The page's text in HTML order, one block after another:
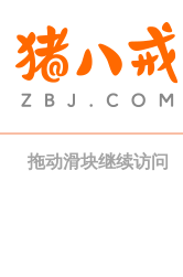
拖动滑块继续访问